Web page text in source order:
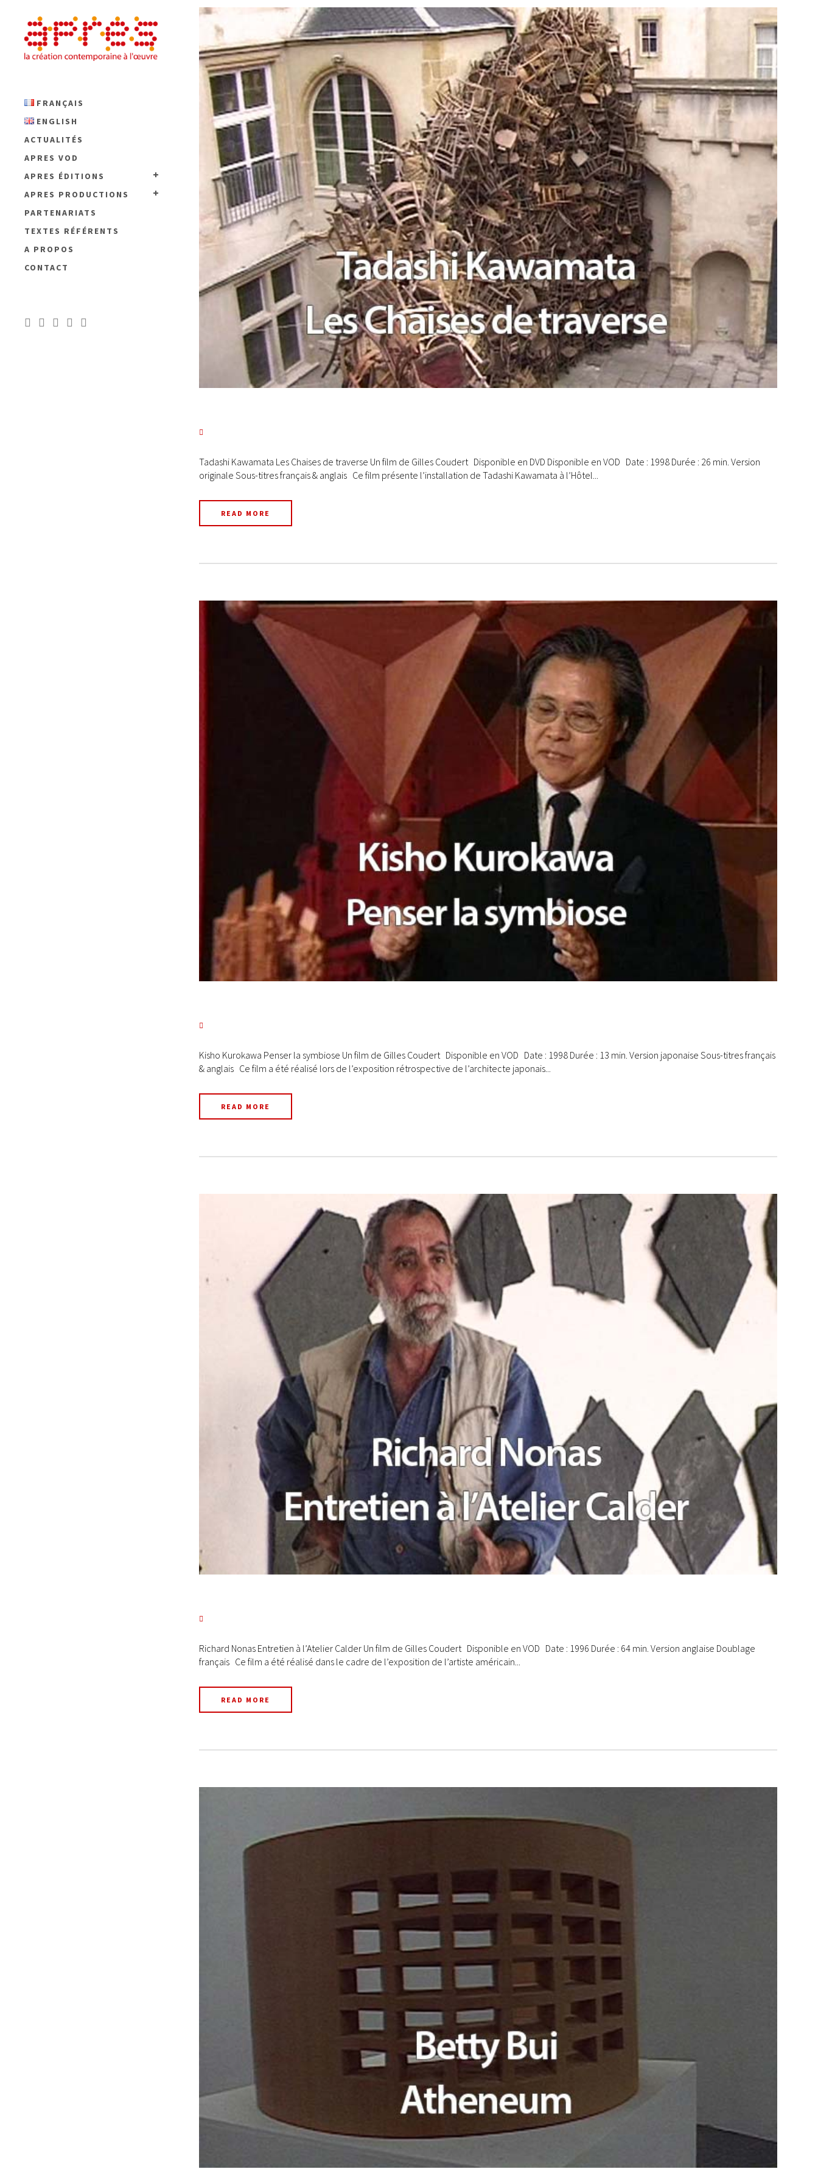
FRANÇAIS
ENGLISH
ACTUALITÉS
APRES VOD
APRES ÉDITIONS
APRES PRODUCTIONS
PARTENARIATS
TEXTES RÉFÉRENTS
A PROPOS
CONTACT
Tadashi Kawamata Les Chaises de traverse Un film de Gilles Coudert Disponible en DVD Disponible en VOD Date : 1998 Durée : 26 min. Version
originale Sous-titres français & anglais Ce film présente l’installation de Tadashi Kawamata à l’Hôtel...
READ MORE
Kisho Kurokawa Penser la symbiose Un film de Gilles Coudert Disponible en VOD Date : 1998 Durée : 13 min. Version japonaise Sous-titres français
& anglais Ce film a été réalisé lors de l’exposition rétrospective de l’architecte japonais...
READ MORE
Richard Nonas Entretien à l’Atelier Calder Un film de Gilles Coudert Disponible en VOD Date : 1996 Durée : 64 min. Version anglaise Doublage
français Ce film a été réalisé dans le cadre de l’exposition de l’artiste américain...
READ MORE